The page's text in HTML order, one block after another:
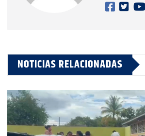
NOTICIAS RELACIONADAS